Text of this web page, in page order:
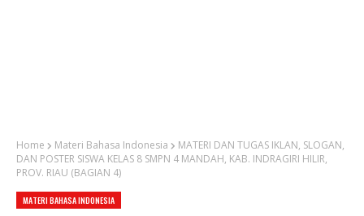
Home Materi Bahasa Indonesia
MATERI DAN TUGAS IKLAN, SLOGAN,
DAN POSTER SISWA KELAS 8 SMPN 4 MANDAH, KAB. INDRAGIRI HILIR,
PROV. RIAU (BAGIAN 4)
MATERI BAHASA INDONESIA